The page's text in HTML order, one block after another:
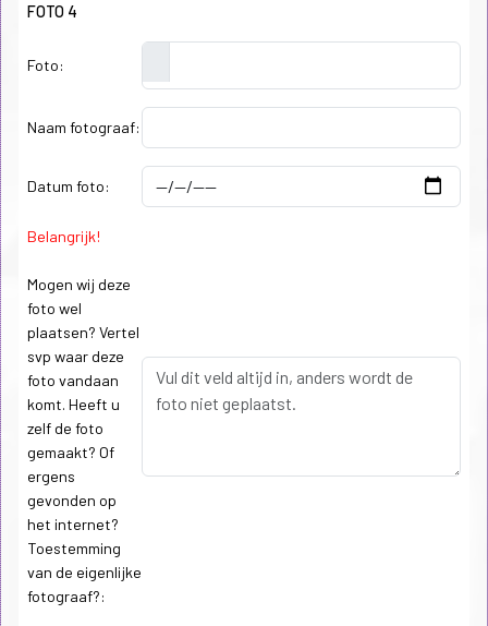
FOTO 4
Foto:
Naam fotograaf:
Datum foto:
Belangrijk!
Mogen wij deze
foto wel
plaatsen? Vertel
svp waar deze
foto vandaan
komt. Heeft u
zelf de foto
gemaakt? Of
ergens
gevonden op
het internet?
Toestemming
van de eigenlijke
fotograaf?: